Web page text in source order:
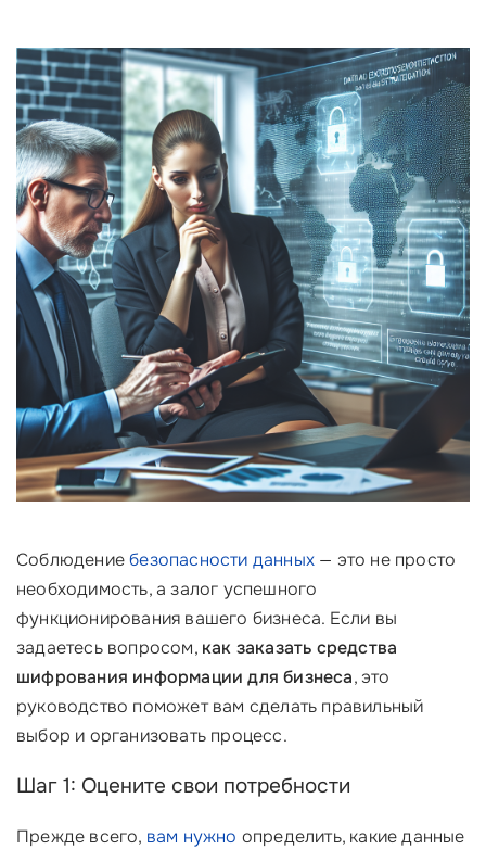
Соблюдениебезопасности данных — это не просто
необходимость, а залог успешного
функционирования вашего бизнеса. Если вы
задаетесь вопросом, как заказать средства
шифрования информации для бизнеса, это
руководство поможет вам сделать правильный
выбор и организовать процесс.
Шаг 1: Оцените свои потребности
Прежде всего, вам нужно определить, какие данные